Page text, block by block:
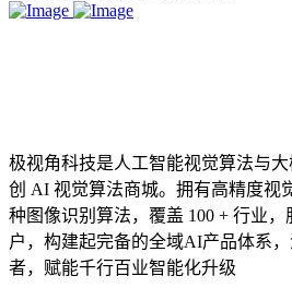
极视角科技是人工智能视觉算法与
创 AI 视觉算法商城。拥有高精度视
种图像识别算法，覆盖 100 + 行业，
户，构建起完备的全域AI产品体系
者，赋能千行百业智能化升级